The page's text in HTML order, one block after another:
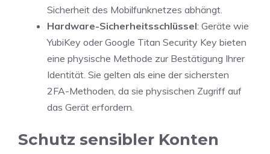
Sicherheit des Mobilfunknetzes abhängt.
Hardware-Sicherheitsschlüssel: Geräte wie
YubiKey oder Google Titan Security Key bieten
eine physische Methode zur Bestätigung Ihrer
Identität. Sie gelten als eine der sichersten
2FA-Methoden, da sie physischen Zugriff auf
das Gerät erfordern.
Schutz sensibler Konten